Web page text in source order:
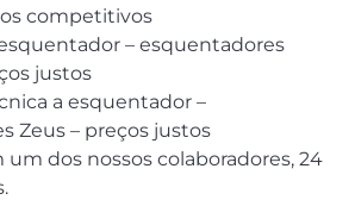
competitivos
– esquentadores
justos
a esquentador –
Zeus – preços justos
um dos nossos colaboradores, 24